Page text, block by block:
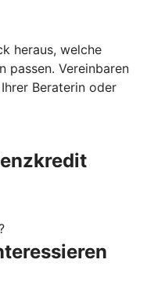
heraus, welche
passen. Vereinbaren
Beraterin oder